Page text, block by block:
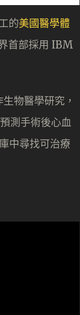
的美國醫學體
首部採用 IBM
物醫學研究，
測手術後心血
中尋找可治療